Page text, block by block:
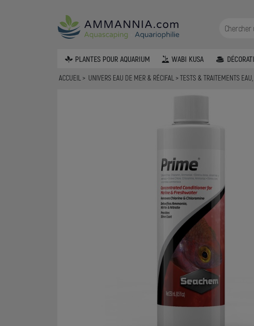
PLANTES POUR AQUARIUM WABI KUSA
ACCUEIL UNIVERS EAU DE MER & RÉCIFAL TESTS & TRAITEMENTS